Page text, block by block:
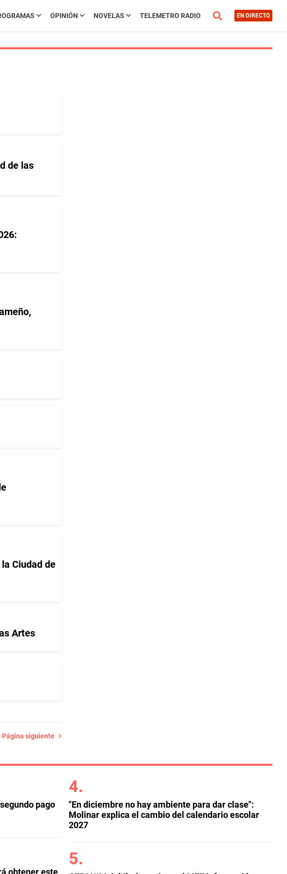
OPINIÓN NOVELAS TELEMETRO RADIO EN DIRECTO
de las
Ciudad de
Artes
Página siguiente
pago
obtener este
"En diciembre no hay ambiente para dar clase":
Molinar explica el cambio del calendario escolar
2027